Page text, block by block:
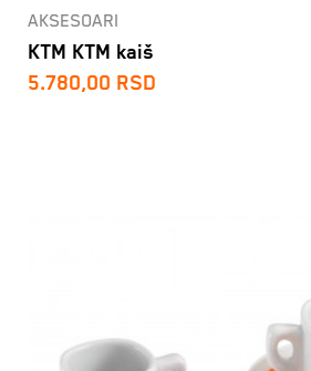
AKSESOARI
KTM KTM kaiš
5.780,00 RSD